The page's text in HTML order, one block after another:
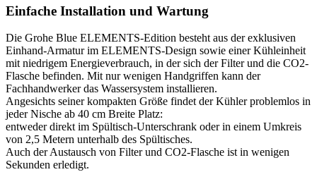
Einfache Installation und Wartung
Die Grohe Blue ELEMENTS-Edition besteht aus der exklusiven
Einhand-Armatur im ELEMENTS-Design sowie einer Kühleinheit
mit niedrigem Energieverbrauch, in der sich der Filter und die CO2-
Flasche befinden. Mit nur wenigen Handgriffen kann der
Fachhandwerker das Wassersystem installieren.
Angesichts seiner kompakten Größe findet der Kühler problemlos in
jeder Nische ab 40 cm Breite Platz:
entweder direkt im Spültisch-Unterschrank oder in einem Umkreis
von 2,5 Metern unterhalb des Spültisches.
Auch der Austausch von Filter und CO2-Flasche ist in wenigen
Sekunden erledigt.